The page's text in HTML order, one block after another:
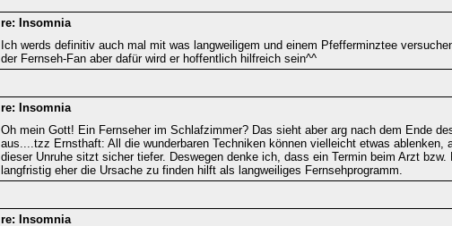
re: Insomnia
Ich werds definitiv auch mal mit was langweiligem und einem Pfefferminztee
der Fernseh-Fan aber dafür wird er hoffentlich hilfreich sein^^
re: Insomnia
Oh mein Gott! Ein Fernseher im Schlafzimmer? Das sieht aber arg nach dem Ende
aus....tzz Ernsthaft: All die wunderbaren Techniken können vielleicht etwas ablenken,
dieser Unruhe sitzt sicher tiefer. Deswegen denke ich, dass ein Termin beim Arzt bzw.
langfristig eher die Ursache zu finden hilft als langweiliges Fernsehprogramm.
re: Insomnia